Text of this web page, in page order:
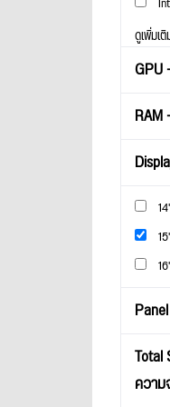
ดูเพิ่มเ
ควา